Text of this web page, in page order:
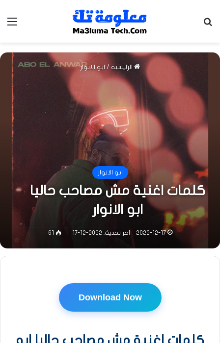
الرئيسية / ابو الانوار
ابو الانوار
كلمات اغنية مش مصاحب حاليا
ابو الانوار
2022-12-17 آخر تحديث: 2022-12-17 61
Download Now